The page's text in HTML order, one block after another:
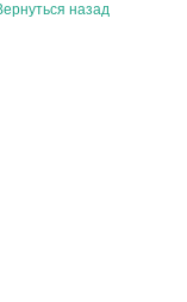
назад